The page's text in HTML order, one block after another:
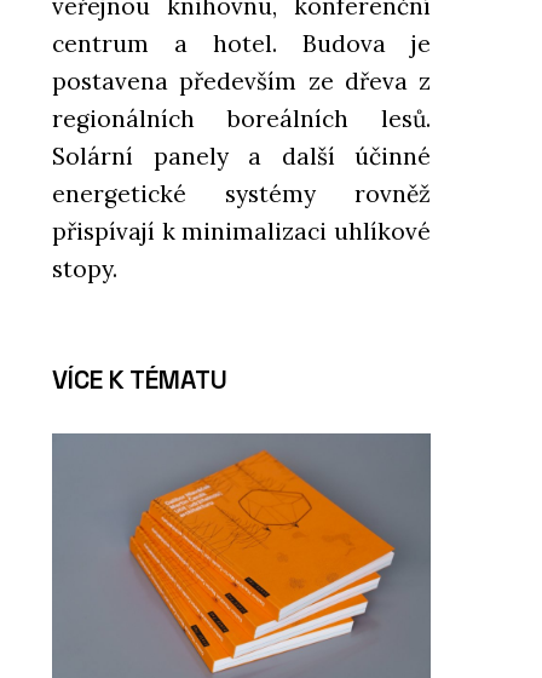
veřejnou knihovnu, konferenční
centrum a hotel. Budova je
postavena především ze dřeva z
regionálních boreálních lesů.
Solární panely a další účinné
energetické systémy rovněž
přispívají k minimalizaci uhlíkové
stopy.
VÍCE K TÉMATU